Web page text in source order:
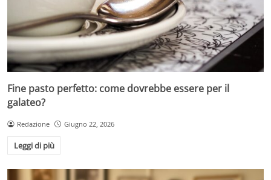
Fine pasto perfetto: come dovrebbe essere per il
galateo?
Redazione Giugno 22, 2026
Leggi di più